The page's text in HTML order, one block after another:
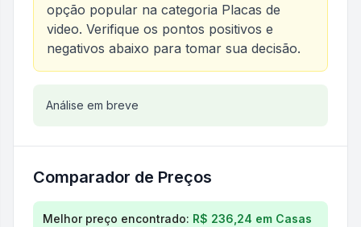
opção popular na categoria Placas de
video. Verifique os pontos positivos e
negativos abaixo para tomar sua decisão.
Análise do produto
Análise em breve
Comparador de Preços
Comparação de preços para Placa-mãe Goldentec
Melhor preço encontrado: R$ 236,24 em Casas